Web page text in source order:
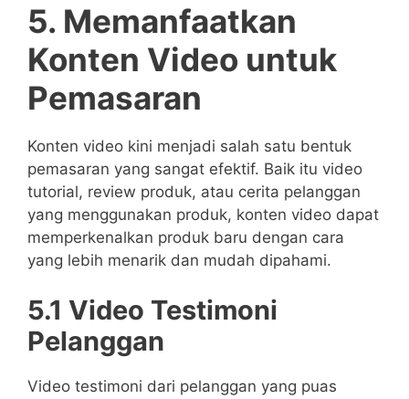
5. Memanfaatkan
Konten Video untuk
Pemasaran
Konten video kini menjadi salah satu bentuk
pemasaran yang sangat efektif. Baik itu video
tutorial, review produk, atau cerita pelanggan
yang menggunakan produk, konten video dapat
memperkenalkan produk baru dengan cara
yang lebih menarik dan mudah dipahami.
5.1 Video Testimoni
Pelanggan
Video testimoni dari pelanggan yang puas